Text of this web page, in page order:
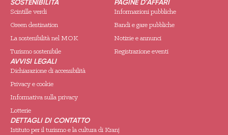
SOSTENIBILITÀ
Scintille verdi
Green destination
La sostenibilità nel MOK
Turismo sostenibile
PAGINE D'AFFARI
Informazioni pubbliche
Bandi e gare pubbliche
Notizie e annunci
Registrazione eventi
AVVISI LEGALI
Dichiarazione di accessibilità
Privacy e cookie
Informativa sulla privacy
Lotterie
DETTAGLI DI CONTATTO
Istituto per il turismo e la cultura di Kranj